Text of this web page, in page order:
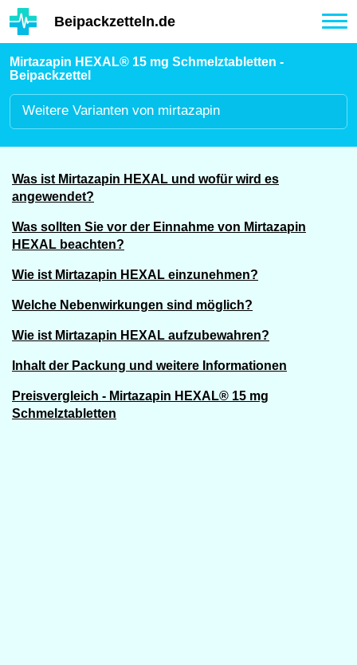
Hauptinhalt
Beipackzetteln.de
Mirtazapin HEXAL® 15 mg Schmelztabletten -
Beipackzettel
Weitere Varianten von mirtazapin
Was ist Mirtazapin HEXAL und wofür wird es
angewendet?
Was sollten Sie vor der Einnahme von Mirtazapin
HEXAL beachten?
Wie ist Mirtazapin HEXAL einzunehmen?
Welche Nebenwirkungen sind möglich?
Wie ist Mirtazapin HEXAL aufzubewahren?
Inhalt der Packung und weitere Informationen
Preisvergleich - Mirtazapin HEXAL® 15 mg
Schmelztabletten